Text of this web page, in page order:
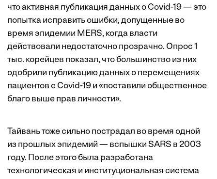
что активная публикация данных о Covid-19 — это
попытка исправить ошибки, допущенные во
время эпидемии MERS, когда власти
действовали недостаточно прозрачно. Опрос 1
тыс. корейцев показал, что большинство из них
одобрили публикацию данных о перемещениях
пациентов с Covid-19 и «поставили общественное
благо выше прав личности».
Тайвань тоже сильно пострадал во время одной
из прошлых эпидемий — вспышки SARS в 2003
году. После этого была разработана
технологическая и институциональная система